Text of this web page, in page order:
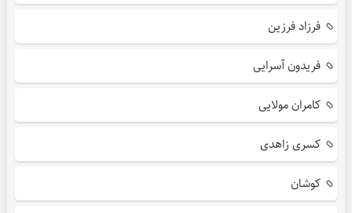
فرزاد فرزین
فریدون آسرایی
کامران مولایی
کسری زاهدی
کوشان